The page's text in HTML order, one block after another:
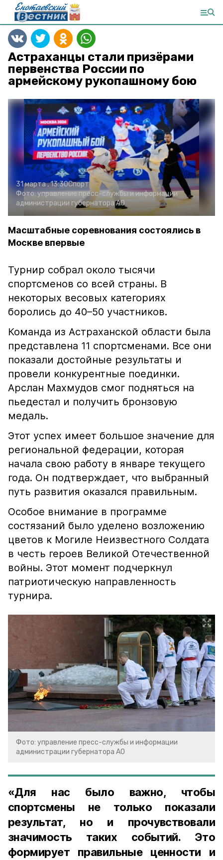
Астраханцы стали призёрами
первенства России по
армейскому рукопашному бою
31 марта , 13:30Спорт
Фото:управление пресс-службы и информации
администрации губернатора АО
Масштабные соревнования состоялись в
Москве впервые
Турнир собрал около тысячи
спортсменов со всей страны. В
некоторых весовых категориях
боролись до 40–50 участников.
Команда из Астраханской области была
представлена 11 спортсменами. Все они
показали достойные результаты и
провели конкурентные поединки.
Арслан Махмудов смог подняться на
пьедестал и получить бронзовую
медаль.
Этот успех имеет большое значение для
региональной федерации, которая
начала свою работу в январе текущего
года. Он подтверждает, что выбранный
путь развития оказался правильным.
Особое внимание в программе
состязаний было уделено возложению
цветов к Могиле Неизвестного Солдата
в честь героев Великой Отечественной
войны. Этот момент подчеркнул
патриотическую направленность
турнира.
Фото: управление пресс-службы и информации
администрации губернатора АО
«Для нас было важно, чтобы
спортсмены не только показали
результат, но и прочувствовали
значимость таких событий. Это
формирует правильные ценности и